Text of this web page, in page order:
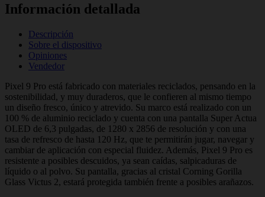
Información detallada
Descripción
Sobre el dispositivo
Opiniones
Vendedor
Pixel 9 Pro está fabricado con materiales reciclados, pensando en la
sostenibilidad, y muy duraderos, que le confieren al mismo tiempo
un diseño fresco, único y atrevido. Su marco está realizado con un
100 % de aluminio reciclado y cuenta con una pantalla Super Actua
OLED de 6,3 pulgadas, de 1280 x 2856 de resolución y con una
tasa de refresco de hasta 120 Hz, que te permitirán jugar, navegar y
cambiar de aplicación con especial fluidez. Además, Pixel 9 Pro es
resistente a posibles descuidos, ya sean caídas, salpicaduras de
líquido o al polvo. Su pantalla, gracias al cristal Corning Gorilla
Glass Victus 2, estará protegida también frente a posibles arañazos.